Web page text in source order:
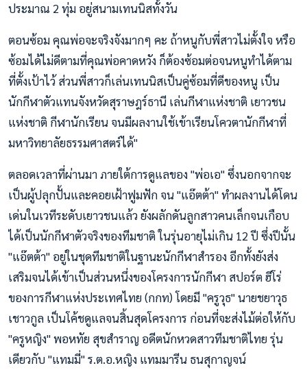
ประมาณ 2 ทุ่ม อยู่สนามเทนนิสทั้งวัน
ตอนซ้อม คุณพ่อจะจริงจังมากๆ คะ ถ้าหนูกับพี่สาวไม่ตั้งใจ หรือ
ซ้อมได้ไม่ดีตามที่คุณพ่อคาดหวัง ก็ต้องซ้อมต่อจนหนูทำได้ตาม
ที่ตั้งเป้าไว้ ส่วนพี่สาวก็เล่นเทนนิสเป็นคู่ซ้อมที่ดีของหนู เป็น
นักกีฬาตัวแทนจังหวัดสุราษฎร์ธานี เล่นกีฬาแห่งชาติ เยาวชน
แห่งชาติ กีฬานักเรียน จนมีผลงานใช้เข้าเรียนโควตานักกีฬาที่
มหาวิทยาลัยธรรมศาสตร์ได้"
ตลอดเวลาที่ผ่านมา ภายใต้การดูแลของ "พ่อเอ" ซึ่งนอกจากจะ
เป็นผู้ปลุกปั้นและคอยเฝ้าฟูมฟัก จน "แอ๊ตต้า" ทำผลงานได้โดน
เด่นในเวทีระดับเยาวชนแล้ว ยังผลักดันลูกสาวคนเล็กจนเกือบ
ได้เป็นนักกีฬาตัวจริงของทีมชาติ ในรุ่นอายุไม่เกิน 12 ปี ซึ่งปีนั้น
"แอ๊ตต้า" อยู่ในชุดทีมชาติในฐานะนักกีฬาสำรอง อีกทั้งยังส่ง
เสริมจนได้เข้าเป็นส่วนหนึ่งของโครงการนักกีฬา สปอร์ต ฮีโร่
ของการกีฬาแห่งประเทศไทย (กกท) โดยมี "ครูวุธ" นายชยาวุธ
เชาวกูล เป็นโค้ชดูแลจนสิ้นสุดโครงการ ก่อนที่จะส่งไม้ต่อให้กับ
"ครูหญิง" พอหทัย สุขสำราญ อดีตนักหวดสาวทีมชาติไทย รุ่น
เดียวกับ "แทมมี่" ร.ต.อ.หญิง แทมมารีน ธนสุกาญจน์